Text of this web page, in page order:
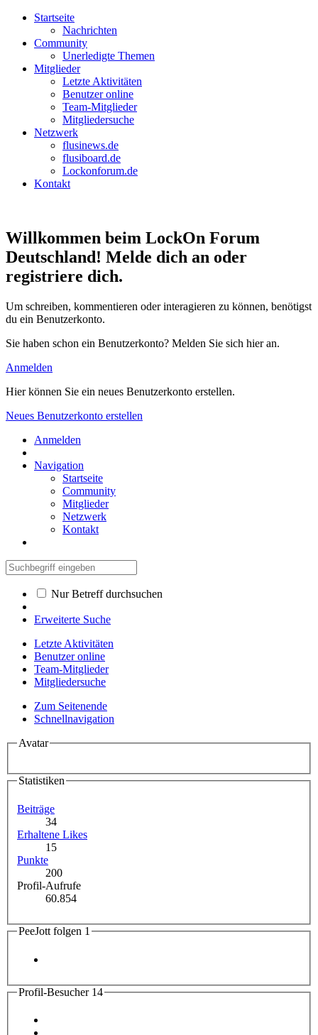
Startseite
Nachrichten
Community
Unerledigte Themen
Mitglieder
Letzte Aktivitäten
Benutzer online
Team-Mitglieder
Mitgliedersuche
Netzwerk
flusinews.de
flusiboard.de
Lockonforum.de
Kontakt
Willkommen beim LockOn Forum
Deutschland! Melde dich an oder
registriere dich.
Um schreiben, kommentieren oder interagieren zu können, benötigst
du ein Benutzerkonto.
Sie haben schon ein Benutzerkonto? Melden Sie sich hier an.
Anmelden
Hier können Sie ein neues Benutzerkonto erstellen.
Neues Benutzerkonto erstellen
Anmelden
Navigation
Startseite
Community
Mitglieder
Netzwerk
Kontakt
Nur Betreff durchsuchen
Erweiterte Suche
Letzte Aktivitäten
Benutzer online
Team-Mitglieder
Mitgliedersuche
Zum Seitenende
Schnellnavigation
Avatar
Statistiken
Beiträge
34
Erhaltene Likes
15
Punkte
200
Profil-Aufrufe
60.854
PeeJott folgen 1
Profil-Besucher 14